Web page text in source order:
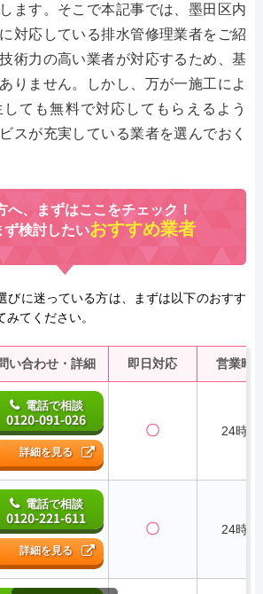
ます。そこで本記事では、墨田区内
対応している排水管修理業者をご紹
術力の高い業者が対応するため、基
りません。しかし、万が一施工によ
ても無料で対応してもらえるよう
スが充実している業者を選んでおく
へ、まずはここをチェック！
ず検討したいおすすめ業者
びに迷っている方は、まずは以下のおすす
てください。
い合わせ・詳細 即日対応 営業時
電話で相談
0120-091-026
詳細を見る
〇 24時間
電話で相談
0120-221-611
詳細を見る
〇 24時間